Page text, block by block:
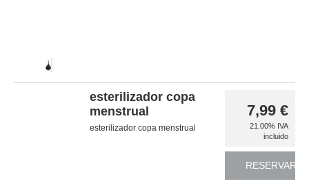
esterilizador copa
menstrual
esterilizador copa menstrual
7,99 €
21.00% IVA
incluido
RESERVAR